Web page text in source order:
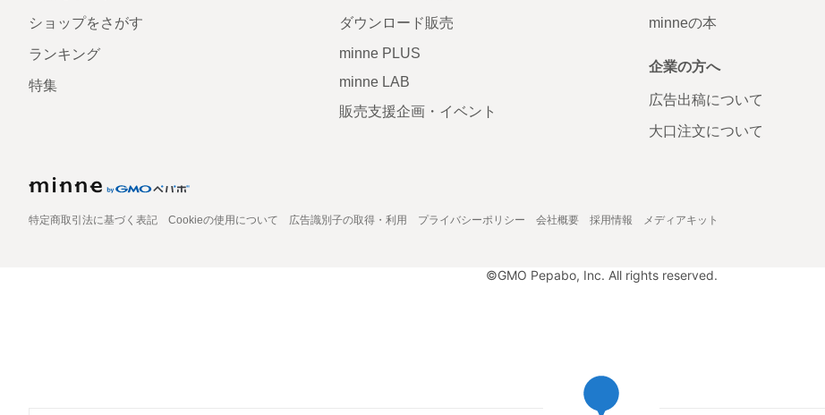
ショップをさがす
ランキング
特集
ダウンロード販売
minne PLUS
minne LAB
販売支援企画・イベント
minneの本
企業の方へ
広告出稿について
大口注文について
特定商取引法に基づく表記 Cookieの使用について 広告識別子の取得・利用 プライバシーポリシー 会社概要 採用情報 メディアキット
©GMO Pepabo, Inc. All rights reserved.